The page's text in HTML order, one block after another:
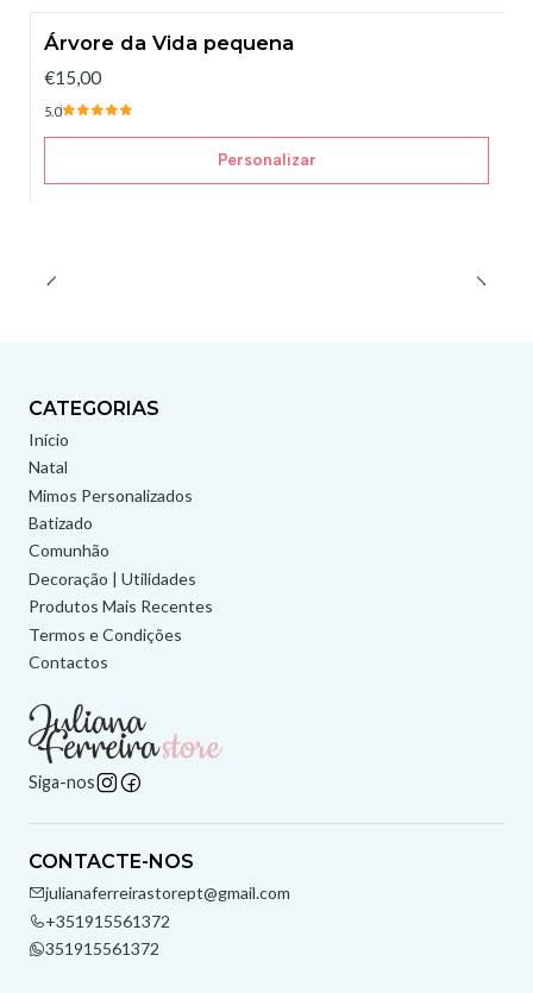
Árvore da Vida pequena
€15,00
5.0
Personalizar
CATEGORIAS
Início
Natal
Mimos Personalizados
Batizado
Comunhão
Decoração | Utilidades
Produtos Mais Recentes
Termos e Condições
Contactos
Siga-nos
CONTACTE-NOS
julianaferreirastorept@gmail.com
+351915561372
351915561372